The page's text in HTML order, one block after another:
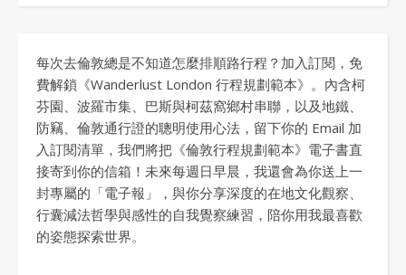
每次去倫敦總是不知道怎麼排順路行程？加入訂閱，免
費解鎖《Wanderlust London 行程規劃範本》。內含柯
芬園、波羅市集、巴斯與柯茲窩鄉村串聯，以及地鐵、
防竊、倫敦通行證的聰明使用心法，留下你的 Email 加
入訂閱清單，我們將把《倫敦行程規劃範本》電子書直
接寄到你的信箱！未來每週日早晨，我還會為你送上一
封專屬的「電子報」，與你分享深度的在地文化觀察、
行囊減法哲學與感性的自我覺察練習，陪你用我最喜歡
的姿態探索世界。